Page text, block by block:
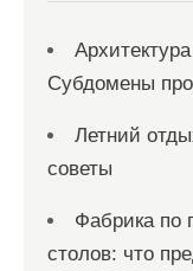
Субдомены
Летний
советы
Фабрика по
столов: что